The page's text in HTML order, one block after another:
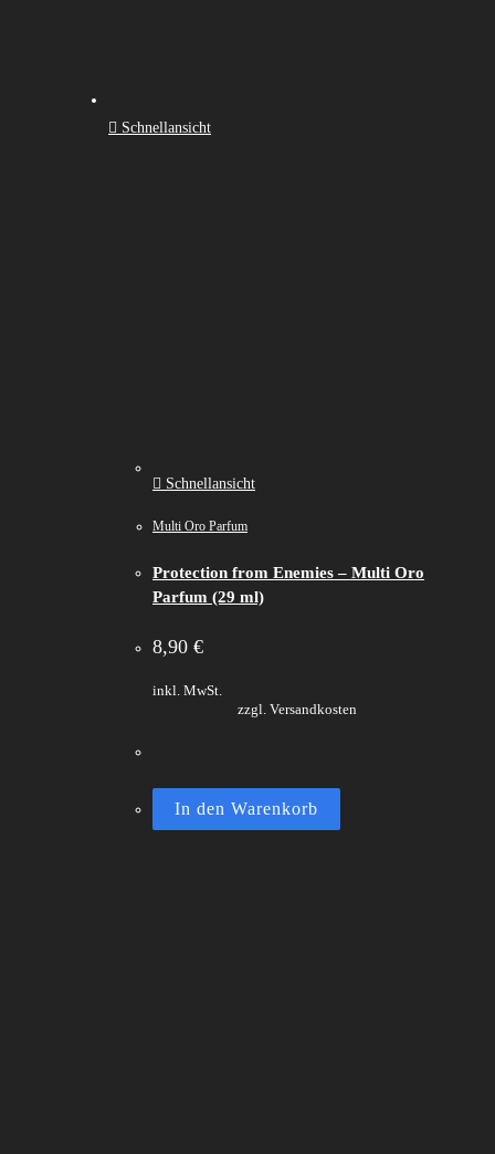
Schnellansicht
Schnellansicht
Multi Oro Parfum
Protection from Enemies – Multi Oro
Parfum (29 ml)
8,90 €
inkl. MwSt.
zzgl. Versandkosten
In den Warenkorb